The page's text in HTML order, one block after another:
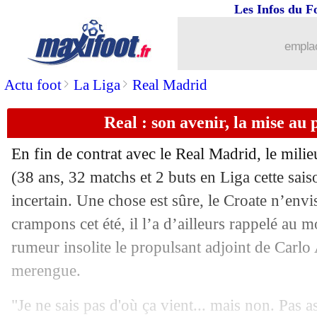
Actu foot> La Liga> Real Madrid
Les Infos du
Real : son avenir, la mise
En fin de contrat avec le Real Madrid, le
(38 ans, 32 matchs et 2 buts en Liga cette
incertain. Une chose est sûre, le Croate
crampons cet été, il l’a d’ailleurs rappelé au
rumeur insolite le propulsant adjoint de Carlo
merengue.
"Je ne sais pas d'où ça vient... mais non. Pas
Cameroun : ça a chauffé entre Eto'o
28/05 Leicester: Lyon vise le joli coup
: Fort prolongé jusqu'en 2026
28/05 Lorient: quatre joueurs ciblés par
28/05 Barça: le joli geste de Xavi pour son
: Safonov est à Paris !
28/05 PSG: la Sociedad veut accélérer
OM : Aubameyang déterminé à rester